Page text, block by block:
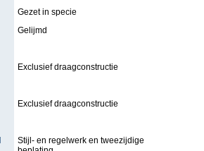
Gezet in specie
Gelijmd
Exclusief draagconstructie
Exclusief draagconstructie
Stijl- en regelwerk en tweezijdige